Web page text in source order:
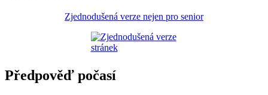
Zjednodušená verze nejen pro senior
Předpověď počasí